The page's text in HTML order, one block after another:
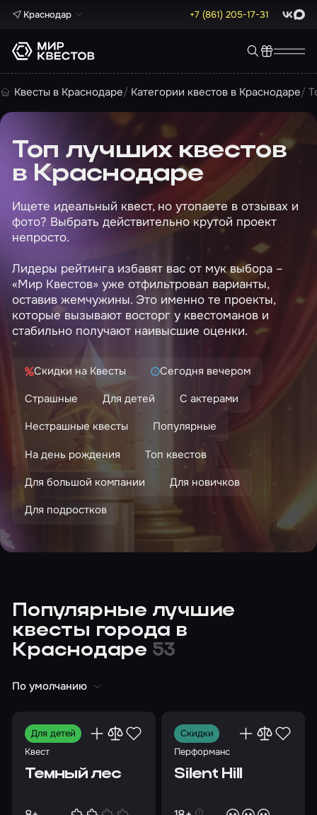
Краснодар +7 (861) 205-17-31 Max
Квесты в Краснодаре Категории квестов в Краснодаре
Топ лучших квестов
в Краснодаре
Ищете идеальный квест, но утопаете в отзывах и
фото? Выбрать действительно крутой проект
непросто.
Лидеры рейтинга избавят вас от мук выбора –
«Мир Квестов» уже отфильтровал варианты,
оставив жемчужины. Это именно те проекты,
которые вызывают восторг у квестоманов и
стабильно получают наивысшие оценки.
Скидки на Квесты
Сегодня вечером
Страшные
Для детей
С актерами
Нестрашные квесты
Популярные
На день рождения
Топ квестов
Для большой компании
Для новичков
Для подростков
Популярные лучшие
квесты города в
Краснодаре 53
По умолчанию
Для детей
Квест
Темный лес
Скидки
Перформанс
Silent Hill